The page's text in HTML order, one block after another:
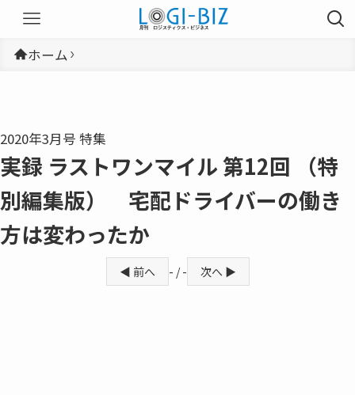
ホーム
2020年3月号 特集
実録 ラストワンマイル 第12回 （特
別編集版） 宅配ドライバーの働き
方は変わったか
◀ 前へ - / - 次へ ▶